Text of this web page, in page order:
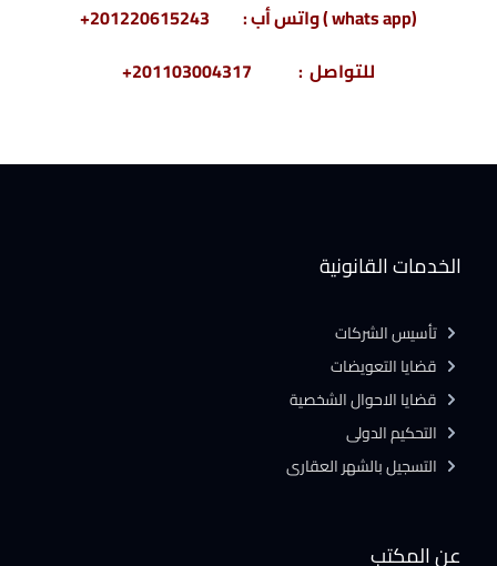
(whats app ) واتس أب : 201220615243+
للتواصل : 201103004317+
عن المكتب
الخدمات القانونية
تأسيس الشركات
قضايا التعويضات
قضايا الاحوال الشخصية
التحكيم الدولى
التسجيل بالشهر العقارى